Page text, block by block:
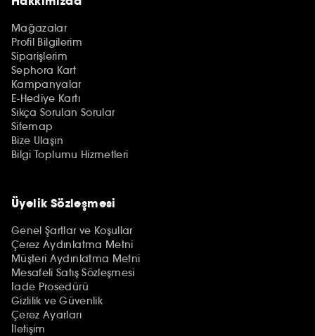
Mağazalar
Profil Bilgilerim
Siparişlerim
Sephora Kart
Kampanyalar
E-Hediye Kartı
Sıkça Sorulan Sorular
Sitemap
Bize Ulaşın
Bilgi Toplumu Hizmetleri
Üyelik Sözleşmesi
Genel Şartlar ve Koşullar
Çerez Aydınlatma Metni
Müşteri Aydınlatma Metni
Mesafeli Satış Sözleşmesi
İade Prosedürü
Gizlilik ve Güvenlik
Çerez Ayarları
İletişim